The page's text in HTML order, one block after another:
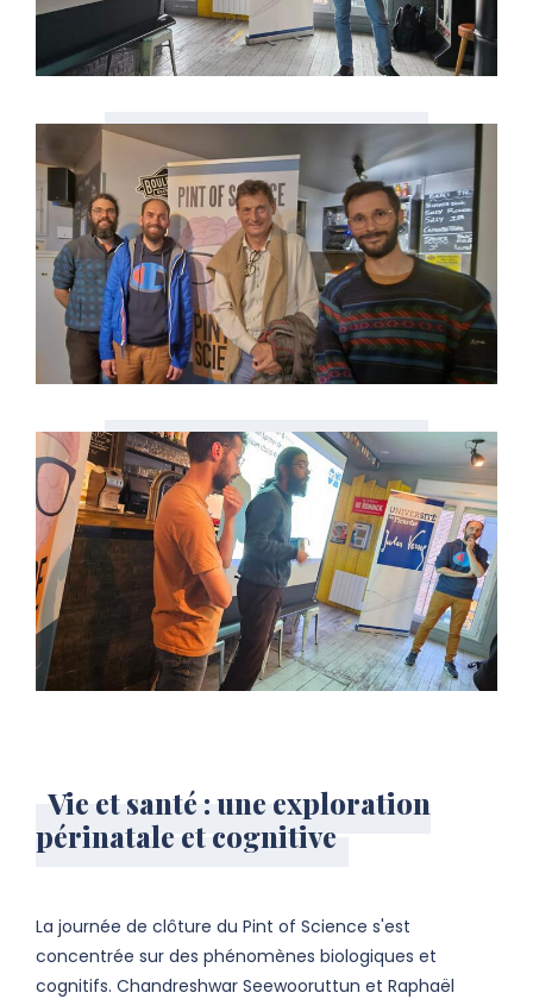
Vie et santé : une exploration
périnatale et cognitive
La journée de clôture du Pint of Science s'est
concentrée sur des phénomènes biologiques et
cognitifs. Chandreshwar Seewooruttun et Raphaël